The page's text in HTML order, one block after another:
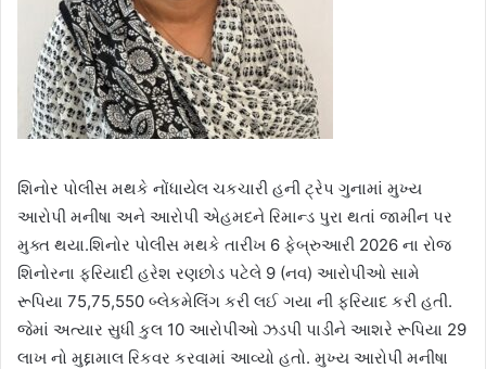
શિનોર પોલીસ મથકે નોંધાયેલ ચકચારી હની ટ્રેપ ગુનામાં મુખ્ય
આરોપી મનીષા અને આરોપી એહમદને રિમાન્ડ પુરા થતાં જામીન પર
મુક્ત થયા.શિનોર પોલીસ મથકે તારીખ 6 ફેબ્રુઆરી 2026 ના રોજ
શિનોરના ફરિયાદી હરેશ રણછોડ પટેલે 9 (નવ) આરોપીઓ સામે
રૂપિયા 75,75,550 બ્લેકમેલિંગ કરી લઈ ગયા ની ફરિયાદ કરી હતી.
જેમાં અત્યાર સુધી કુલ 10 આરોપીઓ ઝડપી પાડીને આશરે રૂપિયા 29
લાખ નો મુદ્દામાલ રિકવર કરવામાં આવ્યો હતો. મુખ્ય આરોપી મનીષા